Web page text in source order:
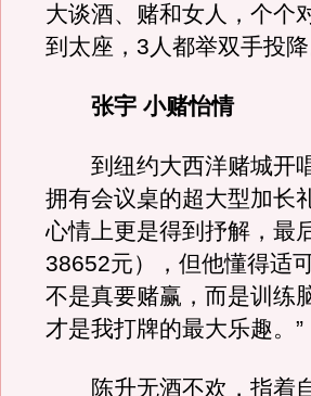
大谈酒、赌和女人，个个
到太座，3人都举双手投降
张宇 小赌怡情
到纽约大西洋赌城开唱
拥有会议桌的超大型加长
心情上更是得到抒解，最
38652元），但他懂得适
不是真要赌赢，而是训练
才是我打牌的最大乐趣。”
陈升无酒不欢，指着自